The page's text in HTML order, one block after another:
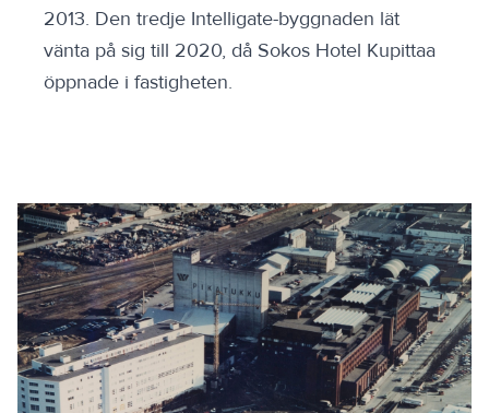
2013. Den tredje Intelligate-byggnaden lät
vänta på sig till 2020, då Sokos Hotel Kupittaa
öppnade i fastigheten.